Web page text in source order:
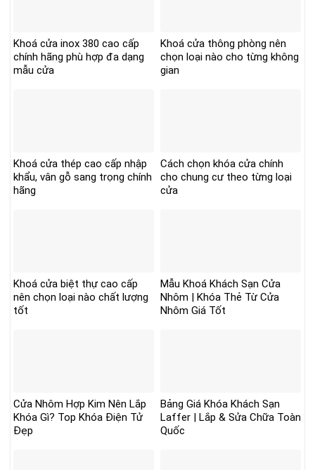
Khoá cửa inox 380 cao cấp
chính hãng phù hợp đa dạng
mẫu cửa
Khoá cửa thông phòng nên
chọn loại nào cho từng không
gian
Khoá cửa thép cao cấp nhập
khẩu, vân gỗ sang trọng chính
hãng
Cách chọn khóa cửa chính
cho chung cư theo từng loại
cửa
Khoá cửa biệt thự cao cấp
nên chọn loại nào chất lượng
tốt
Mẫu Khoá Khách Sạn Cửa
Nhôm | Khóa Thẻ Từ Cửa
Nhôm Giá Tốt
Cửa Nhôm Hợp Kim Nên Lắp
Khóa Gì? Top Khóa Điện Tử
Đẹp
Bảng Giá Khóa Khách Sạn
Laffer | Lắp & Sửa Chữa Toàn
Quốc